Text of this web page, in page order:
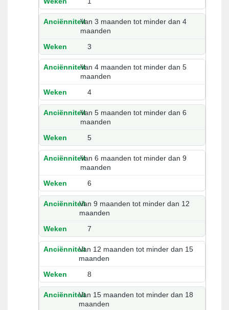
Van 3 maanden tot minder dan 4
maanden
3
Van 4 maanden tot minder dan 5
maanden
4
Van 5 maanden tot minder dan 6
maanden
5
Van 6 maanden tot minder dan 9
maanden
6
Van 9 maanden tot minder dan 12
maanden
7
Van 12 maanden tot minder dan 15
maanden
8
Van 15 maanden tot minder dan 18
maanden